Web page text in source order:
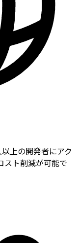
上の開発者にアク
スト削減が可能で